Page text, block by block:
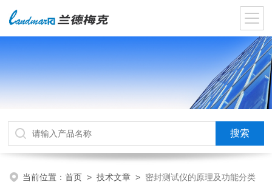
当前位置：首页 >技术文章 > 密封测试仪的原理及功能分类